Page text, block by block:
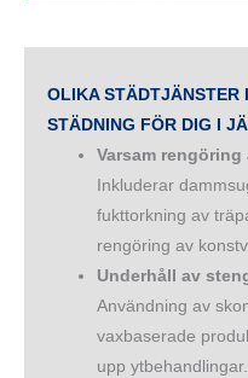
OLIKA STÄDTJÄNSTER
STÄDNING FÖR DIG I
Varsam
Inkluderar
fukttorkning av
rengöring av
Underhåll av
Användning av
vaxbaserade
upp ytbehandlingar.